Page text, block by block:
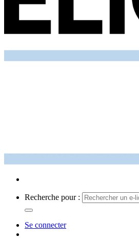
Recherche pour :
Se connecter